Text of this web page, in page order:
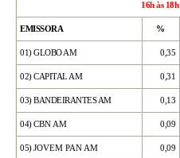
16h às 18h
EMISSORA %
01) GLOBO AM 0,35
02) CAPITAL AM 0,31
03) BANDEIRANTES AM 0,13
04) CBN AM 0,09
05)JOVEM PAN AM 0,09